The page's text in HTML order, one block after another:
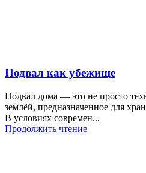
Подвал как убежище
Подвал дома — это не просто
землёй, предназначенное для
В условиях современ...
Продолжить чтение